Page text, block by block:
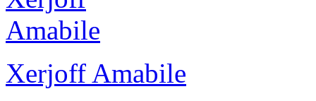
Xerjoff Amabile